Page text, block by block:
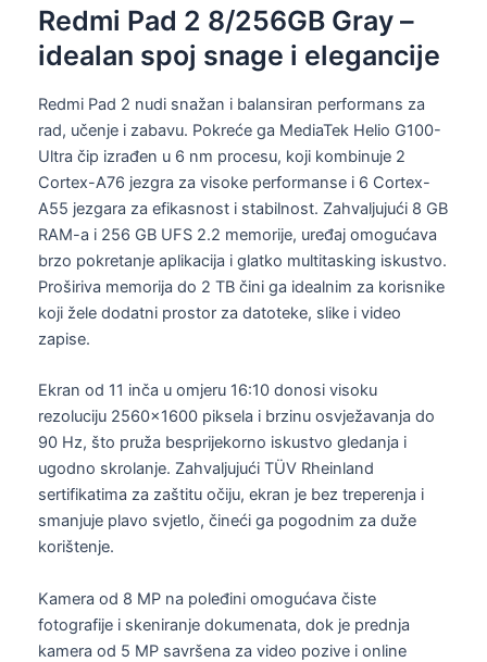
Redmi Pad 2 8/256GB Gray –
idealan spoj snage i elegancije
Redmi Pad 2 nudi snažan i balansiran performans za
rad, učenje i zabavu. Pokreće ga MediaTek Helio G100-
Ultra čip izrađen u 6 nm procesu, koji kombinuje 2
Cortex-A76 jezgra za visoke performanse i 6 Cortex-
A55 jezgara za efikasnost i stabilnost. Zahvaljujući 8 GB
RAM-a i 256 GB UFS 2.2 memorije, uređaj omogućava
brzo pokretanje aplikacija i glatko multitasking iskustvo.
Proširiva memorija do 2 TB čini ga idealnim za korisnike
koji žele dodatni prostor za datoteke, slike i video
zapise.
Ekran od 11 inča u omjeru 16:10 donosi visoku
rezoluciju 2560×1600 piksela i brzinu osvježavanja do
90 Hz, što pruža besprijekorno iskustvo gledanja i
ugodno skrolanje. Zahvaljujući TÜV Rheinland
sertifikatima za zaštitu očiju, ekran je bez treperenja i
smanjuje plavo svjetlo, čineći ga pogodnim za duže
korištenje.
Kamera od 8 MP na poleđini omogućava čiste
fotografije i skeniranje dokumenata, dok je prednja
kamera od 5 MP savršena za video pozive i online